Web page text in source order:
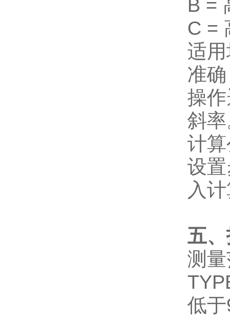
B =
C =
适
准
操
斜
计
设
入
五
测
低